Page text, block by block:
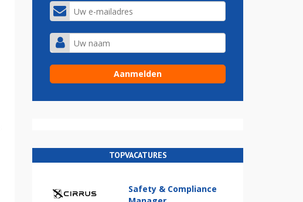
TOPVACATURES
Safety & Compliance